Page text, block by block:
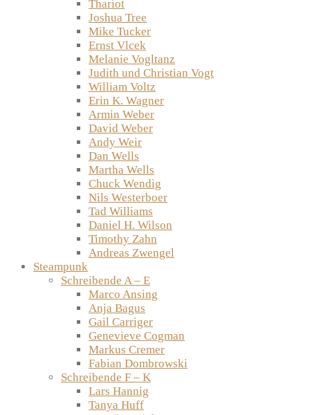
Thariot
Joshua Tree
Mike Tucker
Ernst Vlcek
Melanie Vogltanz
Judith und Christian Vogt
William Voltz
Erin K. Wagner
Armin Weber
David Weber
Andy Weir
Dan Wells
Martha Wells
Chuck Wendig
Nils Westerboer
Tad Williams
Daniel H. Wilson
Timothy Zahn
Andreas Zwengel
Steampunk
Schreibende A – E
Marco Ansing
Anja Bagus
Gail Carriger
Genevieve Cogman
Markus Cremer
Fabian Dombrowski
Schreibende F – K
Lars Hannig
Tanya Huff